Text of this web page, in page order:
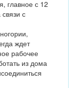
главное с 12
с
ждет
рабочее
из дома